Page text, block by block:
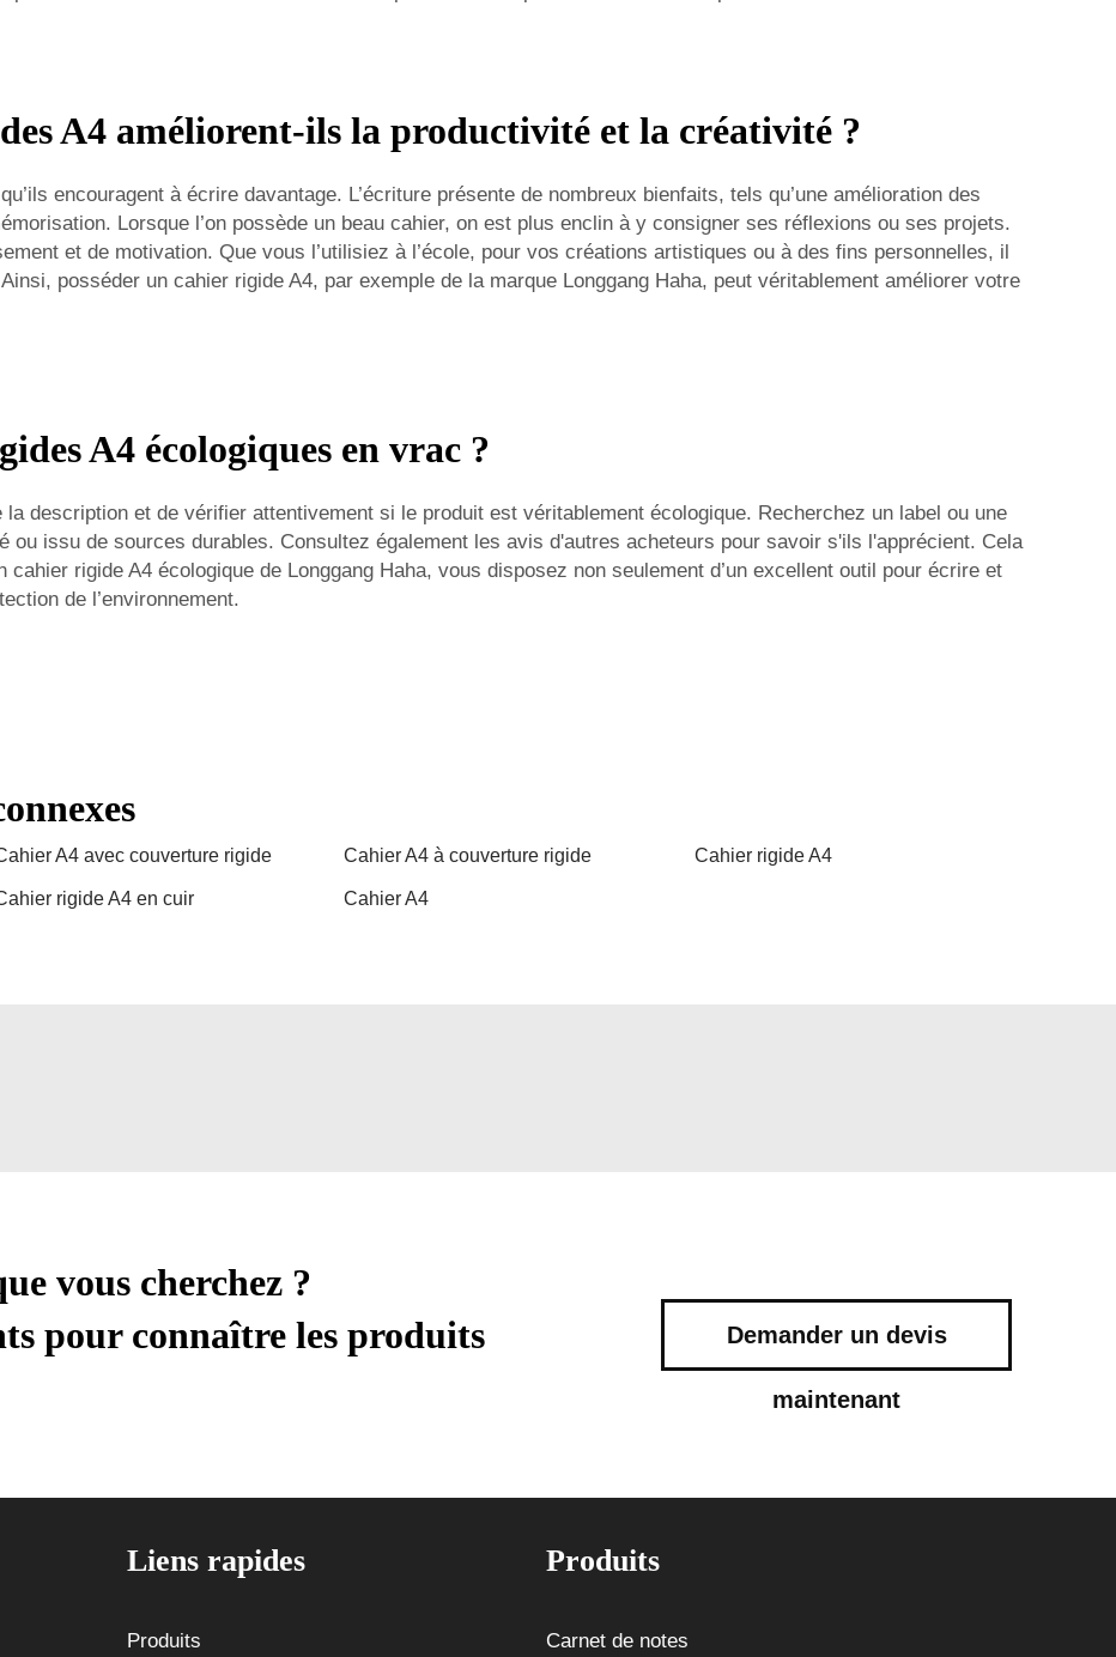
A4 améliorent-ils la productivité et la créativité ?
encouragent à écrire davantage. L’écriture présente de nombreux bienfaits, tels qu’une amélioration des
Lorsque l’on possède un beau cahier, on est plus enclin à y consigner ses réflexions ou ses projets.
et de motivation. Que vous l’utilisiez à l’école, pour vos créations artistiques ou à des fins personnelles, il
posséder un cahier rigide A4, par exemple de la marque Longgang Haha, peut véritablement améliorer votre
A4 écologiques en vrac ?
description et de vérifier attentivement si le produit est véritablement écologique. Recherchez un label ou une
ou issu de sources durables. Consultez également les avis d'autres acheteurs pour savoir s'ils l'apprécient. Cela
rigide A4 écologique de Longgang Haha, vous disposez non seulement d’un excellent outil pour écrire et
de l’environnement.
A4 avec couverture rigide Cahier A4 à couverture rigide Cahier rigide A4
rigide A4 en cuir Cahier A4
vous cherchez ?
pour connaître les produits
Demander un devis
maintenant
Liens rapides
Produits
Produits
Carnet de notes